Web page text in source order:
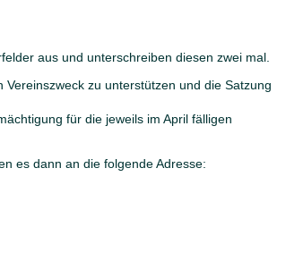
aus und unterschreiben diesen zwei mal.
zu unterstützen und die Satzung
für die jeweils im April fälligen
es dann an die folgende Adresse: